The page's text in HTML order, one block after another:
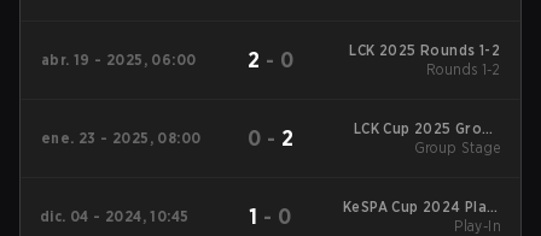
abr. 19 - 2025, 06:00 2 - 0
LCK 2025 Rounds 1-2
Rounds 1-2
ene. 23 - 2025, 08:00 0 - 2
LCK Cup 2025 Group
Stage
Group Stage
dic. 04 - 2024, 10:45 1 - 0
KeSPA Cup 2024 Play-
In
Play-In